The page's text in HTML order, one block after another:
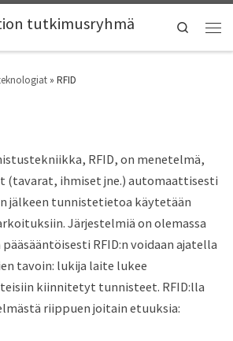
tutkimusryhmä Search
» RFID
RFID, on menetelmä,
(tavarat, ihmiset jne.) automaattisesti
jälkeen tunnistetietoa käytetään
Järjestelmiä on olemassa
RFID:n voidaan ajatella
tavoin: lukija laite lukee
kiinnitetyt tunnisteet. RFID:lla
riippuen joitain etuuksia: